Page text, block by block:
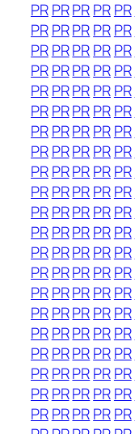
PRPRPRPRPR
PRPRPRPRPR
PRPRPRPRPR
PRPRPRPRPR
PRPRPRPRPR
PRPRPRPRPR
PRPRPRPRPR
PRPRPRPRPR
PRPRPRPRPR
PRPRPRPRPR
PRPRPRPRPR
PRPRPRPRPR
PRPRPRPRPR
PRPRPRPRPR
PRPRPRPRPR
PRPRPRPRPR
PRPRPRPRPR
PRPRPRPRPR
PRPRPRPRPR
PRPRPRPRPR
PRPRPRPRPR